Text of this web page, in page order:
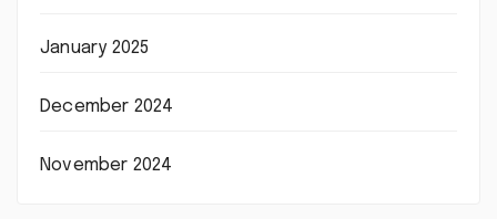
January 2025
December 2024
November 2024